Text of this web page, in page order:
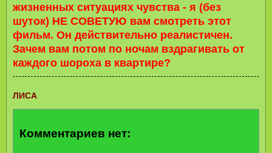
жизненных ситуациях чувства - я (без
шуток) НЕ СОВЕТУЮ вам смотреть этот
фильм. Он действительно реалистичен.
Зачем вам потом по ночам вздрагивать от
каждого шороха в квартире?
ЛИСА
Комментариев нет: